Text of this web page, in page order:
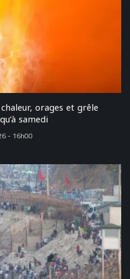
orages et grêle
samedi
- 16h00